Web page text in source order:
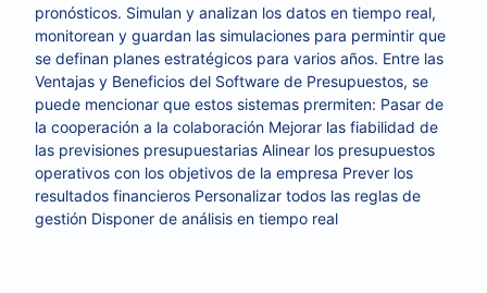
pronósticos. Simulan y analizan los datos en tiempo real,
monitorean y guardan las simulaciones para permintir que
se definan planes estratégicos para varios años. Entre las
Ventajas y Beneficios del Software de Presupuestos, se
puede mencionar que estos sistemas prermiten: Pasar de
la cooperación a la colaboración Mejorar las fiabilidad de
las previsiones presupuestarias Alinear los presupuestos
operativos con los objetivos de la empresa Prever los
resultados financieros Personalizar todos las reglas de
gestión Disponer de análisis en tiempo real